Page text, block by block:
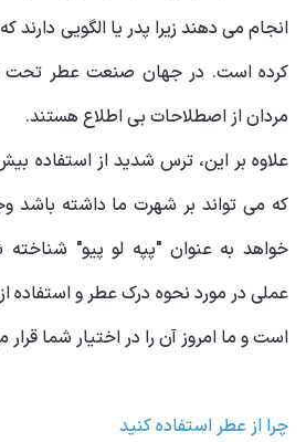
انجام می دهند زیرا پدر یا الگویی دارند
کرده است. در جهان صنعت عطر تحت
مردان از اصطلاحات بی اطلاع هستند.
علاوه بر این، ترس شدید از استفاده
که می تواند بر شهرت ما داشته باشد
خواهد به عنوان "پپه لو پیو"
عملی در مورد نحوه درک عطر و استفاده
است و ما امروز آن را در اختیار شما
چرا از عطر استفاده کنید